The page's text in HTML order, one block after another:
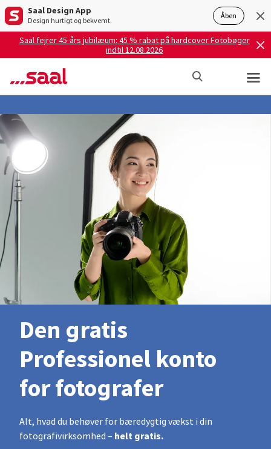
Saal Design App
Design hurtigt og bekvemt. Åben
Saal fejrer 45-års jubilæum: 45 % rabat på hardcover Fotobøger
indtil 12.08.2026
Den gratis
Professionel konto
for fotografer
Alt, hvad du behøver for bæredygtig vækst i din
fotografivirksomhed – helt gratis.